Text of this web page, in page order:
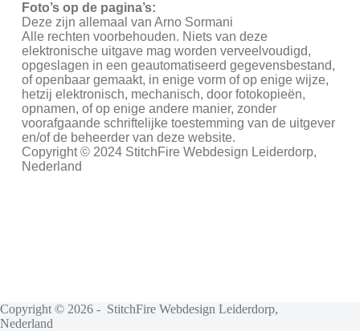
Foto’s op de pagina’s:
Deze zijn allemaal van Arno Sormani
Alle rechten voorbehouden. Niets van deze
elektronische uitgave mag worden verveelvoudigd,
opgeslagen in een geautomatiseerd gegevensbestand,
of openbaar gemaakt, in enige vorm of op enige wijze,
hetzij elektronisch, mechanisch, door fotokopieën,
opnamen, of op enige andere manier, zonder
voorafgaande schriftelijke toestemming van de uitgever
en/of de beheerder van deze website.
Copyright © 2024 StitchFire Webdesign Leiderdorp,
Nederland
Copyright © 2026 - StitchFire Webdesign Leiderdorp,
Nederland